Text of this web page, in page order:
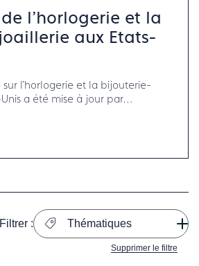
l'horlogerie et la
aux Etats-
sur l'horlogerie et la bijouterie-
jour par
Filtrer : Thématiques
Supprimer le filtre